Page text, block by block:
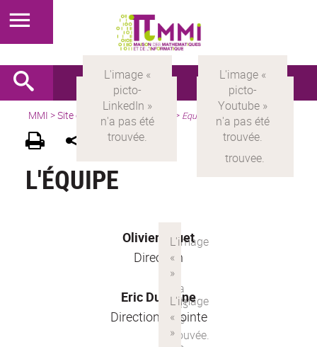
MMI >Site en français > à propos > Equipe
L'ÉQUIPE
Olivier Druet
Direction
Eric Duchêne
Direction adjointe